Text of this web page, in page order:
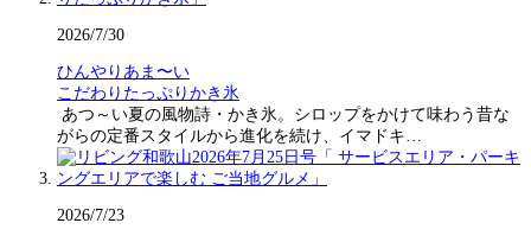
2026/7/30
ひんやりあま〜い
こだわりたっぷりかき氷
あつ～い夏の風物詩・かき氷。シロップをかけて味わう昔な
がらの定番スタイルから進化を続け、イマドキ…
2026/7/23